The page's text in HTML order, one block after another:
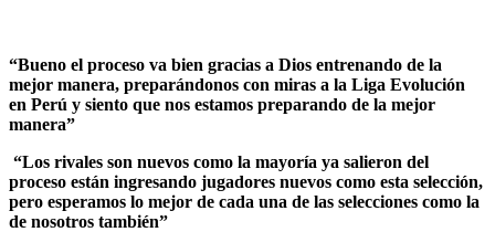
“Bueno el proceso va bien gracias a Dios entrenando de la
mejor manera, preparándonos con miras a la Liga Evolución
en Perú y siento que nos estamos preparando de la mejor
manera”
“Los rivales son nuevos como la mayoría ya salieron del
proceso están ingresando jugadores nuevos como esta selección,
pero esperamos lo mejor de cada una de las selecciones como la
de nosotros también”